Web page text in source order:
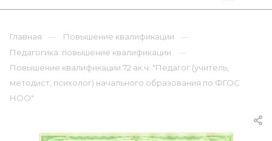
Главная
Повышение квалификации
Педагогика: повышение квалификации
Повышение квалификации 72 ак.ч. "Педагог (учитель,
методист, психолог) начального образования по ФГОС
НОО"